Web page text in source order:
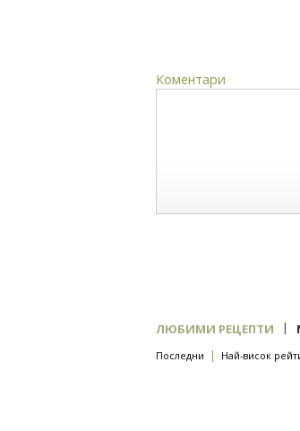
Коментари
ЛЮБИМИ РЕЦЕПТИ |
Последни | Най-висок